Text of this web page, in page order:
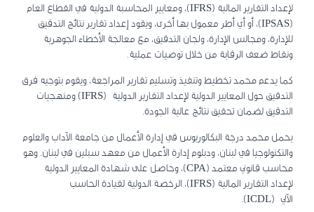
لإعداد التقارير المالية (IFRS)، ومعايير المحاسبة الدولية في القطاع العام
(IPSAS)، أو أي أطر معمول بها أخرى، ويقود إعداد تقارير نتائج التدقيق
للإدارة، ومجالس الإدارة، ولجان التدقيق، مع معالجة الأخطاء الجوهرية
ونقاط ضعف الرقابة من خلال توصيات عملية.
كما يدعم محمد تخطيط وتنفيذ وتسليم تقارير المراجعة، ويقوم بتوجيه فرق
التدقيق حول المعايير الدولية لإعداد التقارير الدولية (IFRS) ومنهجيات
التدقيق لضمان تحقيق نتائج عالية الجودة.
يحمل محمد درجة البكالوريوس في إدارة الأعمال من جامعة الآداب والعلوم
والتكنولوجيا في لبنان، ودبلوم إدارة الأعمال من معهد سبلين في لبنان. وهو
محاسب قانوني معتمد (CPA)، وحاصل على شهادة المعايير الدولية
لإعداد التقارير المالية (IFRS)، الرخصة الدولية لقيادة الحاسب
الآلي (ICDL).